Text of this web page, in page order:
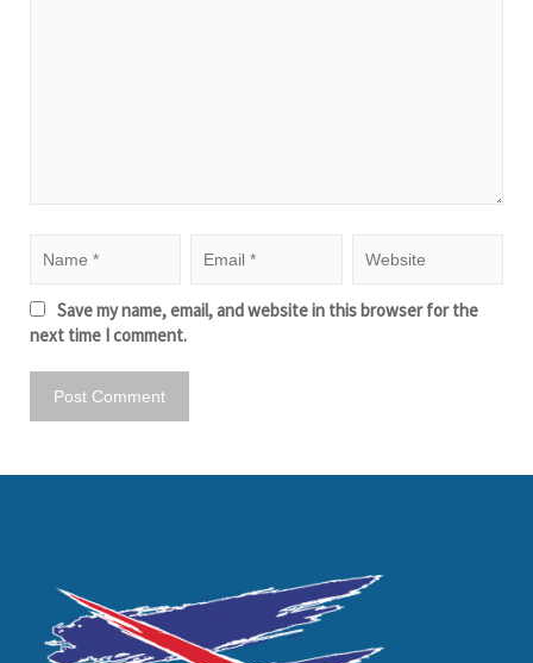
Save my name, email, and website in this browser for the
next time I comment.